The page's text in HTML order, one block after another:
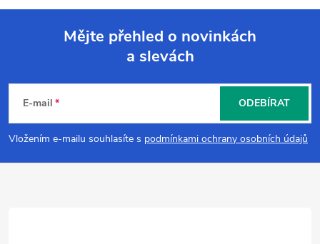
p
Mějte přehled o novinkách
a slevách
E-mail
Vložením e-mailu souhlasíte s podmínkami ochrany osobních údajů
ODEBÍRAT